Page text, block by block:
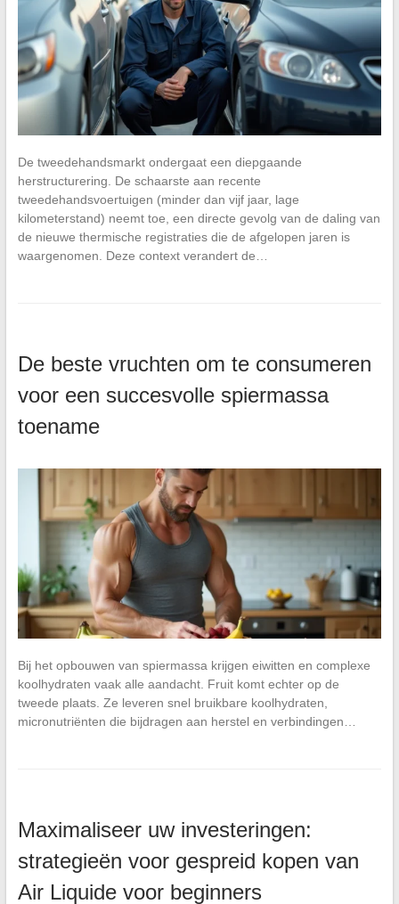
De tweedehandsmarkt ondergaat een diepgaande
herstructurering. De schaarste aan recente
tweedehandsvoertuigen (minder dan vijf jaar, lage
kilometerstand) neemt toe, een directe gevolg van de daling van
de nieuwe thermische registraties die de afgelopen jaren is
waargenomen. Deze context verandert de…
De beste vruchten om te consumeren
voor een succesvolle spiermassa
toename
Bij het opbouwen van spiermassa krijgen eiwitten en complexe
koolhydraten vaak alle aandacht. Fruit komt echter op de
tweede plaats. Ze leveren snel bruikbare koolhydraten,
micronutriënten die bijdragen aan herstel en verbindingen…
Maximaliseer uw investeringen:
strategieën voor gespreid kopen van
Air Liquide voor beginners